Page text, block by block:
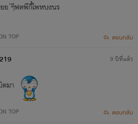
ย ่ๆีฟดพืกี้เืพหบงนร
TOP ตอบกลับ
มา
TOP
9 ปีที่แล้ว
ตอบกลับ